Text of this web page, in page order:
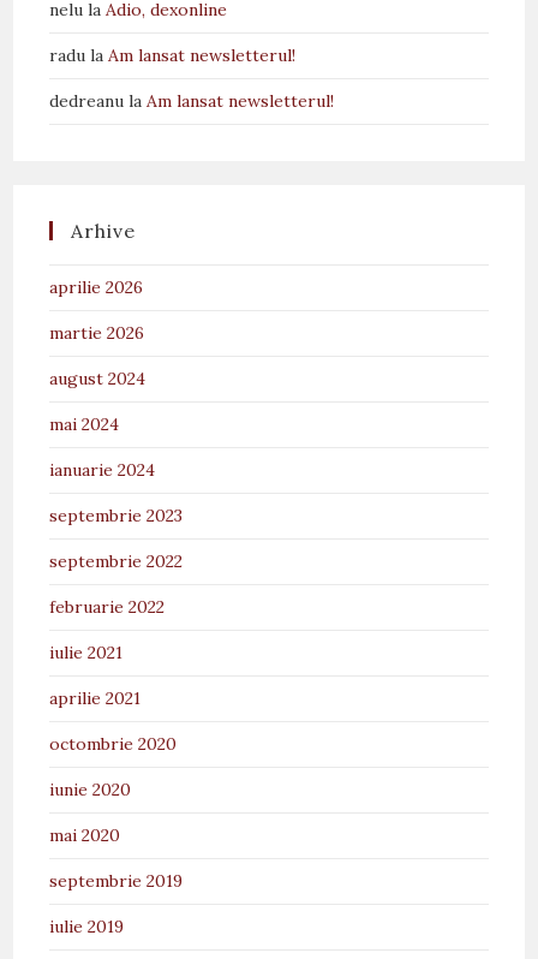
nelu la Adio, dexonline
radu la Am lansat newsletterul!
dedreanu la Am lansat newsletterul!
Arhive
aprilie 2026
martie 2026
august 2024
mai 2024
ianuarie 2024
septembrie 2023
septembrie 2022
februarie 2022
iulie 2021
aprilie 2021
octombrie 2020
iunie 2020
mai 2020
septembrie 2019
iulie 2019